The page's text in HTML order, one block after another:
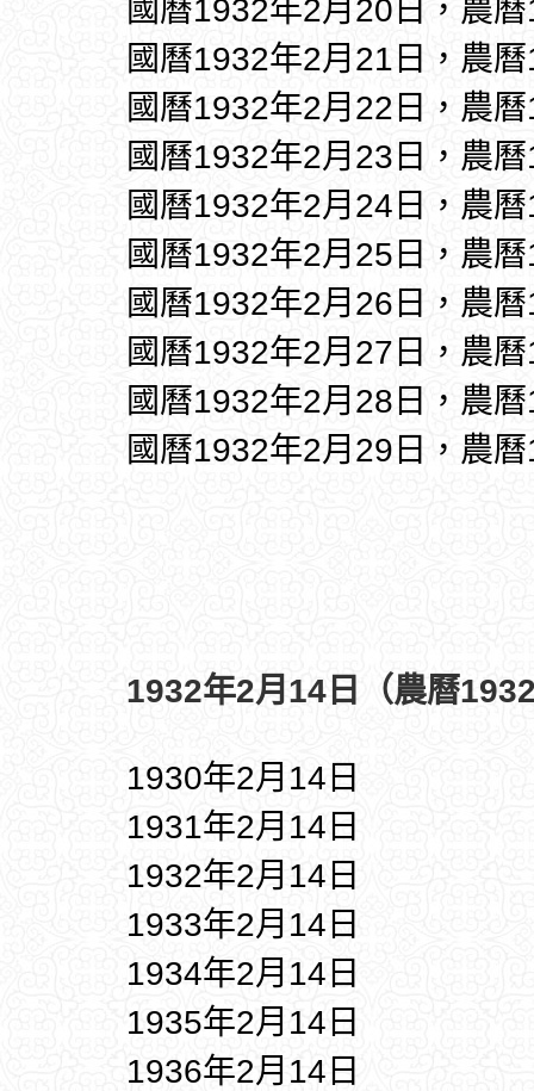
國曆1932年2月20日，農
國曆1932年2月21日，農
國曆1932年2月22日，農
國曆1932年2月23日，農
國曆1932年2月24日，農
國曆1932年2月25日，農
國曆1932年2月26日，農
國曆1932年2月27日，農
國曆1932年2月28日，農
國曆1932年2月29日，農
1932年2月14日（農曆
1930年2月14日
1931年2月14日
1932年2月14日
1933年2月14日
1934年2月14日
1935年2月14日
1936年2月14日